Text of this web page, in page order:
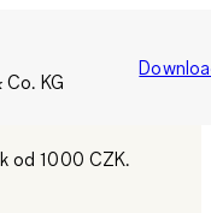
KG
od 1000 CZK.